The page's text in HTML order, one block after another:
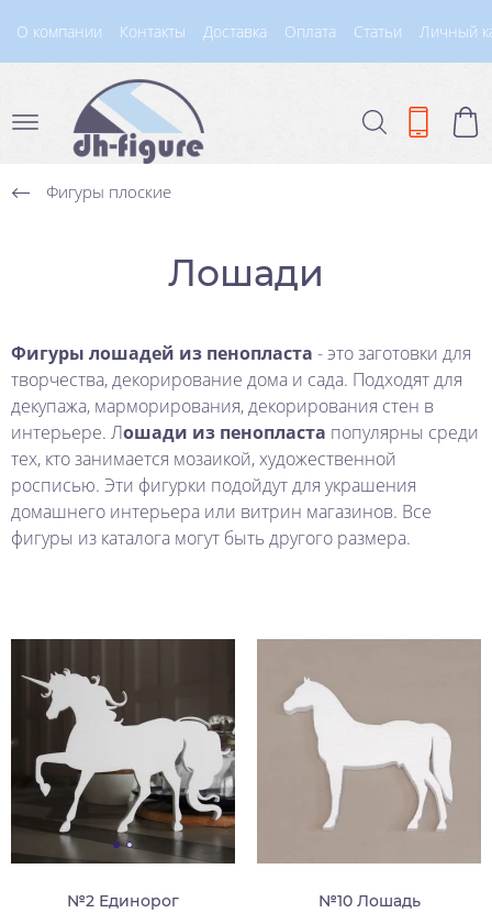
О компании Контакты Доставка Оплата Статьи Личный
Фигуры плоские
Лошади
Фигуры лошадей из пенопласта - это заготовки для
творчества, декорирование дома и сада. Подходят для
декупажа, марморирования, декорирования стен в
интерьере. Лошади из пенопласта популярны среди
тех, кто занимается мозаикой, художественной
росписью. Эти фигурки подойдут для украшения
домашнего интерьера или витрин магазинов. Все
фигуры из каталога могут быть другого размера.
№2 Единорог №10 Лошадь